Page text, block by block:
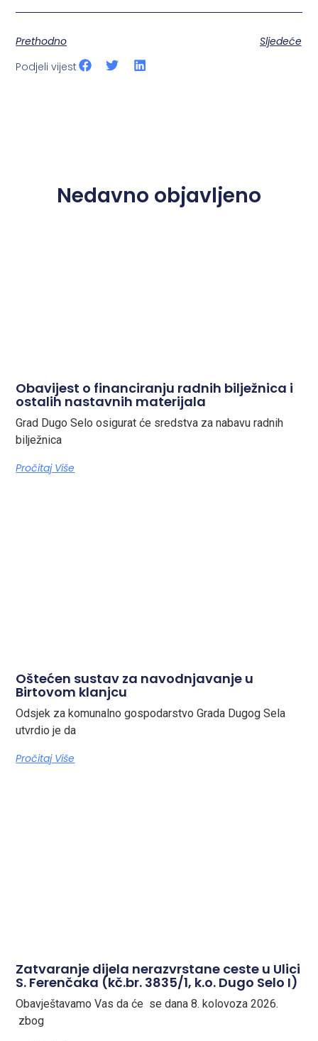
Prethodno
Sljedeće
Podjeli vijest
Nedavno objavljeno
Obavijest o financiranju radnih bilježnica i
ostalih nastavnih materijala
Grad Dugo Selo osigurat će sredstva za nabavu radnih
bilježnica
Pročitaj Više
Oštećen sustav za navodnjavanje u
Birtovom klanjcu
Odsjek za komunalno gospodarstvo Grada Dugog Sela
utvrdio je da
Pročitaj Više
Zatvaranje dijela nerazvrstane ceste u Ulici
S. Ferenčaka (kč.br. 3835/1, k.o. Dugo Selo I)
Obavještavamo Vas da će se dana 8. kolovoza 2026.
zbog